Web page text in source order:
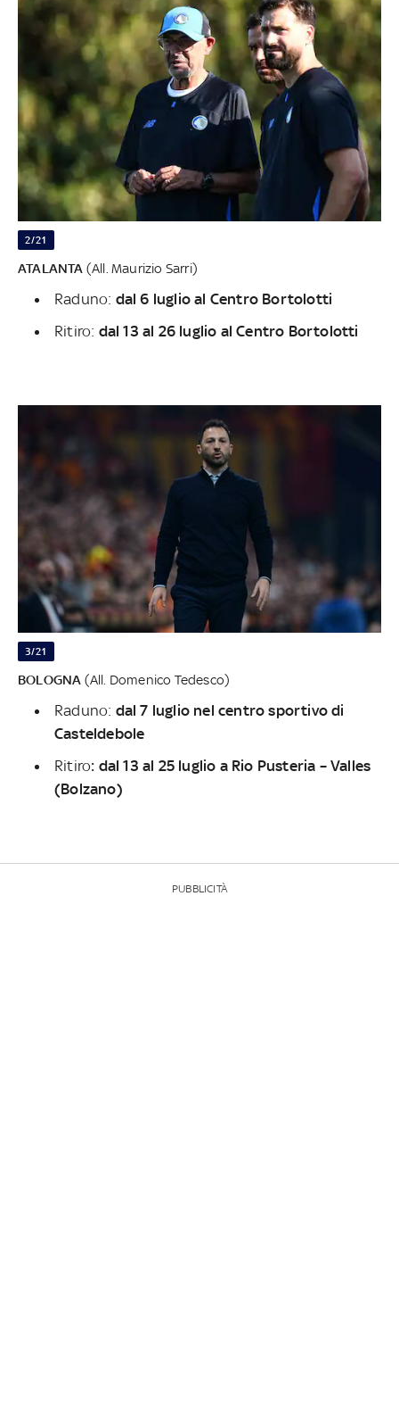
2/21
ATALANTA (All. Maurizio Sarri)
Raduno: dal 6 luglio al Centro Bortolotti
Ritiro: dal 13 al 26 luglio al Centro Bortolotti
3/21
BOLOGNA (All. Domenico Tedesco)
Raduno: dal 7 luglio nel centro sportivo di
Casteldebole
Ritiro: dal 13 al 25 luglio a Rio Pusteria – Valles
(Bolzano)
PUBBLICITÀ